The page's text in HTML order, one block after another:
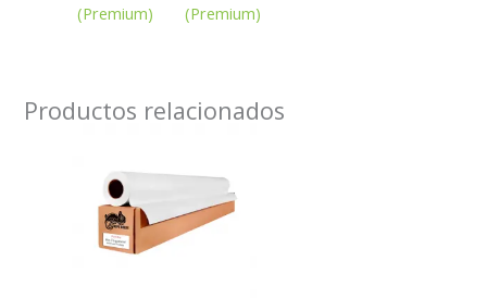
(Premium)
(Premium)
Productos relacionados